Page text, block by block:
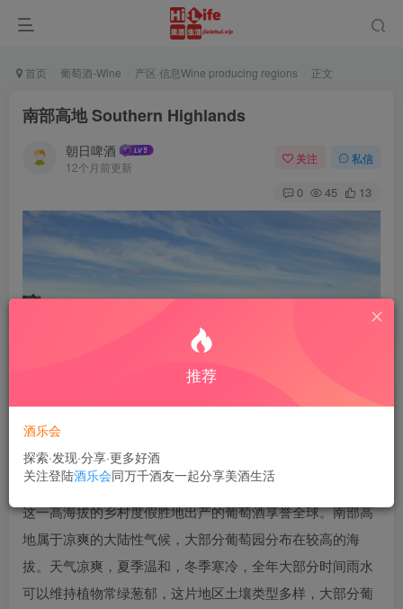
首页 葡萄酒-Wine 产区·信息Wine producing regions 正文
南部高地 Southern Highlands
朝日啤酒
12个月前更新
关注 私信
0 45 13
南部高地产区位于悉尼市西南侧100公里处，南部高地葡萄
酒产区是大分水岭的一部分，距离悉尼西南部一小时车程，
这一高海拔的乡村度假胜地出产的葡萄酒享誉全球。南部高
地属于凉爽的大陆性气候，大部分葡萄园分布在较高的海
拔。天气凉爽，夏季温和，冬季寒冷，全年大部分时间雨水
可以维持植物常绿葱郁，这片地区土壤类型多样，大部分葡
推荐
酒乐会
探索·发现·分享·更多好酒
关注登陆酒乐会同万千酒友一起分享美酒生活